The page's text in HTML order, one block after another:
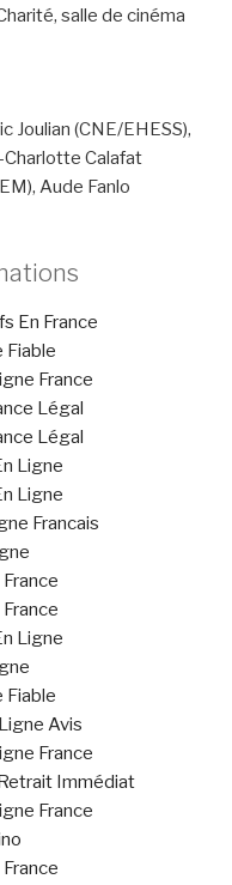
salle de cinéma
Joulian (CNE/EHESS),
Charlotte Calafat
Aude Fanlo
En France
Fiable
France
Légal
Légal
Ligne
Ligne
Francais
Ligne
Fiable
Avis
France
Immédiat
France